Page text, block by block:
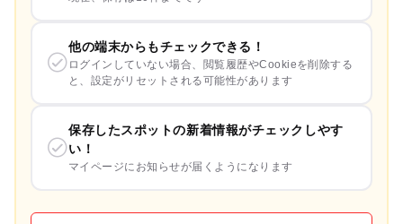
他の端末からもチェックできる！
ログインしていない場合、閲覧履歴やCookieを削除する
と、設定がリセットされる可能性があります
保存したスポットの新着情報がチェックしやす
い！
マイページにお知らせが届くようになります